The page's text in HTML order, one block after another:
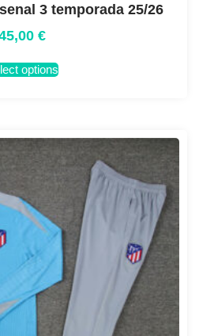
3 temporada 25/26
€
options